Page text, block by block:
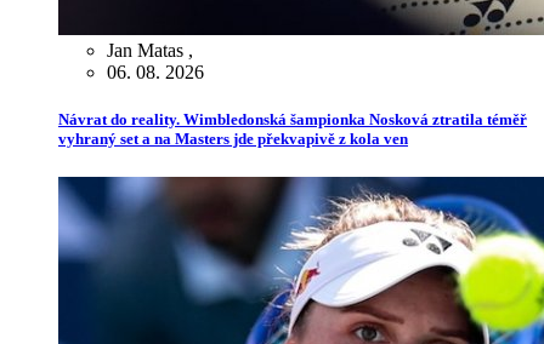
Jan Matas ,
06. 08. 2026
Návrat do reality. Wimbledonská šampionka Nosková ztratila téměř
vyhraný set a na Masters jde překvapivě z kola ven